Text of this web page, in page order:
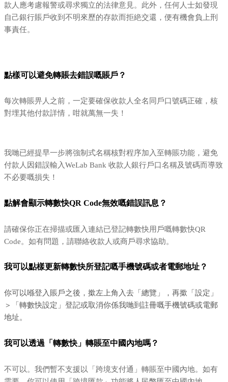
款人應考慮報警或尋求獨立的法律意見。此外，任何人士如發現
自己銀行賬戶收到不明來歷的存款而拒絶交還，便有機會負上刑
事責任。
點樣可以避免轉賬去錯誤嘅賬戶？
每次轉賬畀人之前，一定要確保收款人全名同戶口號碼正確，核
對埋其他付款詳情，咁就萬無一失！
我哋已經提早一步將強制式名稱核對程序加入至轉賬功能，避免
付款人因錯誤輸入WeLab Bank 收款人銀行戶口名稱及號碼而導致
不必要嘅損失！
點解會顯示轉數快QR Code無效嘅錯誤訊息？
請確保你正在掃描或匯入連結已登記轉數快用戶嘅轉數快QR
Code。如有問題，請聯絡收款人或商戶尋求協助。
我可以點樣更新轉數快所登記嘅手機號碼或者電郵地址？
你可以喺登入賬戶之後，撳左上角入去「總覽」，再撳「設定」
＞「轉數快設定」登記或取消你係我哋到註冊嘅手機號碼或電郵
地址。
我可以透過「轉數快」轉賬至中國內地嗎？
不可以。我們暫不支援以「跨境支付通」轉賬至中國內地。如有